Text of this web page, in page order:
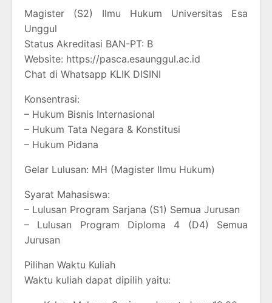
Magister (S2) Ilmu Hukum Universitas Esa
Unggul
Status Akreditasi BAN-PT: B
Website: https://pasca.esaunggul.ac.id
Chat di Whatsapp KLIK DISINI
Konsentrasi:
– Hukum Bisnis Internasional
– Hukum Tata Negara & Konstitusi
– Hukum Pidana
Gelar Lulusan: MH (Magister Ilmu Hukum)
Syarat Mahasiswa:
– Lulusan Program Sarjana (S1) Semua Jurusan
– Lulusan Program Diploma 4 (D4) Semua
Jurusan
Pilihan Waktu Kuliah
Waktu kuliah dapat dipilih yaitu: